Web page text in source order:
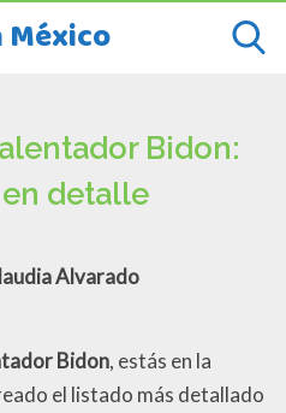
México
Bidon:
detalle
Alvarado
Bidon, estás en la
el listado más detallado